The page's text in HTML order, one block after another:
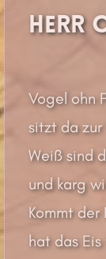
Herr
Vogel ohn
sitzt da
Weiß sind
und karg
Kommt der
hat das